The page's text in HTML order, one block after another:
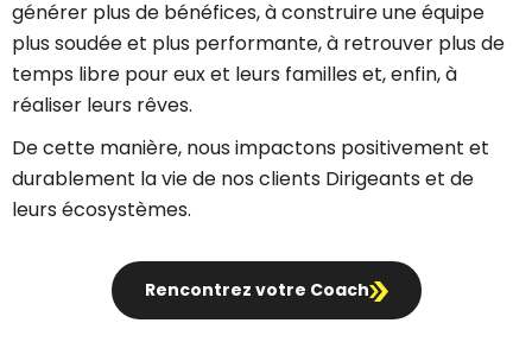
générer plus de bénéfices, à construire une équipe
plus soudée et plus performante, à retrouver plus de
temps libre pour eux et leurs familles et, enfin, à
réaliser leurs rêves.
De cette manière, nous impactons positivement et
durablement la vie de nos clients Dirigeants et de
leurs écosystèmes.
Rencontrez votre Coach